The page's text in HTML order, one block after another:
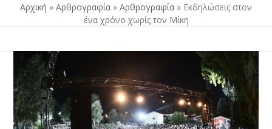
Αρχική » Αρθρογραφία » Αρθρογραφία » Εκδηλώσεις στον
ένα χρόνο χωρίς τον Μίκη